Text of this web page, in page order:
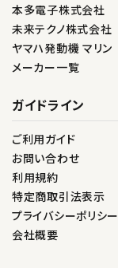
本多電子株式会社
未来テクノ株式会社
ヤマハ発動機 マリン
メーカー一覧
ガイドライン
ご利用ガイド
お問い合わせ
利用規約
特定商取引法表示
プライバシーポリシー
会社概要